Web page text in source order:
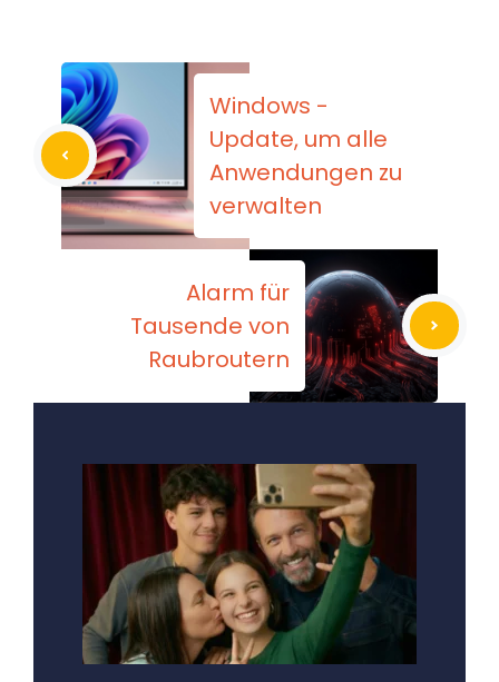
Windows -
Update, um alle
Anwendungen zu
verwalten
Alarm für
Tausende von
Raubroutern